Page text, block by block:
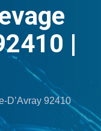
|
D’Avray 92410